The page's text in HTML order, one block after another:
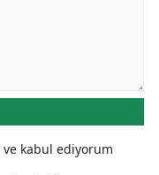
kabul ediyorum